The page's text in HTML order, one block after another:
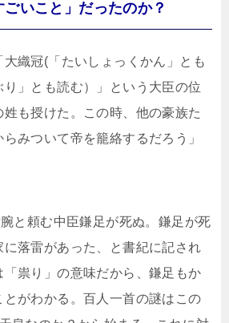
いこと」だったのか？
織冠(「たいしょっくかん」とも
り」とも読む）」という大臣の位
も授けた。この時、他の豪族た
みついて帝を籠絡するだろう」
と頼む中臣鎌足が死ぬ。鎌足が死
落雷があった、と書紀に記され
祟り」の意味だから、鎌足もか
がわかる。百人一首の謎はこの